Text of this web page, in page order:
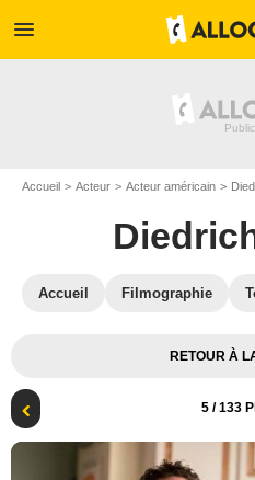
menu
Accueil Acteur Acteur américain
Accueil Filmographie
RETOUR À
5 / 133